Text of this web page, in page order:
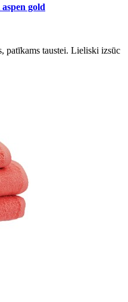
gold
patīkams taustei. Lieliski izsūc